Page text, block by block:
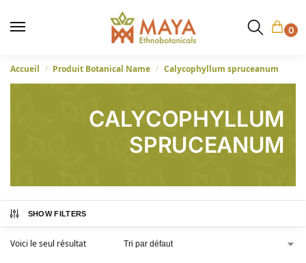
0
Accueil / Produit Botanical Name / Calycophyllum spruceanum
CALYCOPHYLLUM
SPRUCEANUM
SHOW FILTERS
Voici le seul résultat